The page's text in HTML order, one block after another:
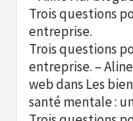
Trois questions
entreprise.
Trois questions
entreprise. –
webdans Les
santé mentale :